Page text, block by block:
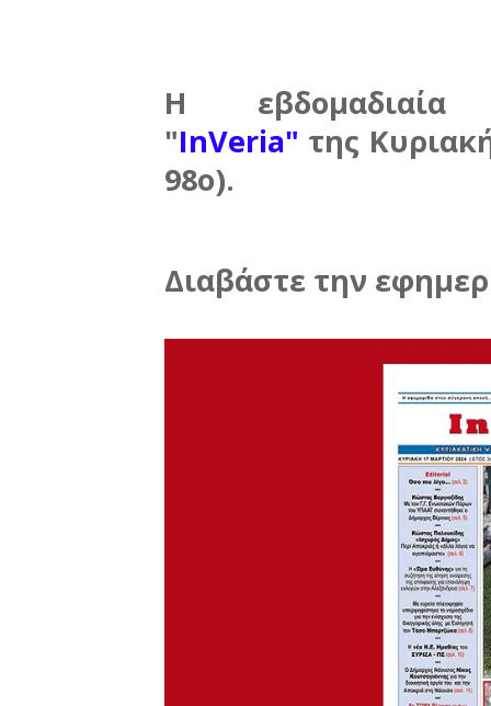
Η εβδομαδιαία
"InVeria" της
98ο).
Διαβάστε την